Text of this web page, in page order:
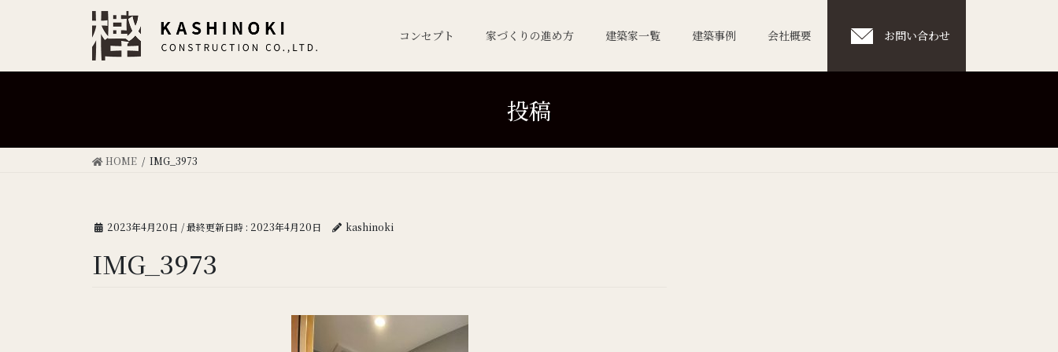
コンセプト 家づくりの進め方 建築家一覧 建築事例 会社概要 お問い合わせ
投稿
HOME IMG_3973
2023年4月20日 / 最終更新日時 : 2023年4月20日 kashinoki
IMG_3973